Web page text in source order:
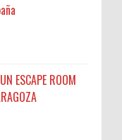
ESCAPE ROOM